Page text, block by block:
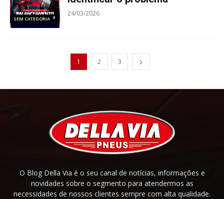
SEM CATEGORIA
24/03/2026
1 2 3
O Blog Della Via é o seu canal de notícias, informações e
novidades sobre o segmento para atendermos as
necessidades de nossos clientes sempre com alta qualidade.